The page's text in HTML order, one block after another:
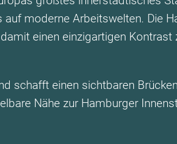
moderne Arbeitswelten. Die
einen einzigartigen
schafft einen sichtbaren
Nähe zur Hamburger